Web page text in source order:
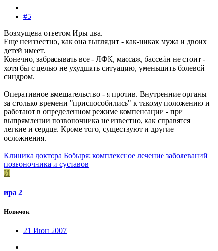
#5
Возмущена ответом Иры два.
Еще неизвестно, как она выглядит - как-никак мужа и двоих
детей имеет.
Конечно, забрасывать все - ЛФК, массаж, бассейн не стоит -
хотя бы с целью не ухудшать ситуацию, уменьшить болевой
синдром.
Оперативное вмешательство - я против. Внутренние органы
за столько времени "приспособились" к такому положению и
работают в определенном режиме компенсации - при
выпрямлении позвоночника не известно, как справятся
легкие и сердце. Кроме того, существуют и другие
осложнения.
Клиника доктора Бобыря: комплексное лечение заболеваний
позвоночника и суставов
И
ира 2
Новичок
21 Июн 2007